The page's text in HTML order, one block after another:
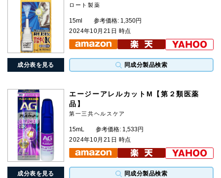
成分表を見る 同成分製品検索
ロート製薬
15ml
参考価格: 1,350円
2024年10月21日 時点
成分表を見る 同成分製品検索
エージーアレルカットM【第２類医薬
品】
第一三共ヘルスケア
15mL
参考価格: 1,533円
2024年10月21日 時点